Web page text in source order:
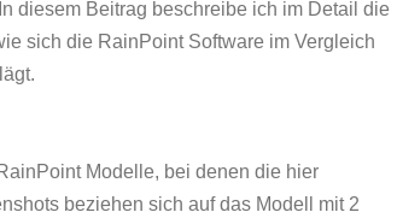
diesem Beitrag beschreibe ich im Detail die
sich die RainPoint Software im Vergleich
Modelle, bei denen die hier
beziehen sich auf das Modell mit 2